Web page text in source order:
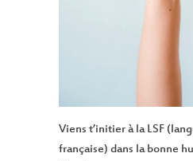
Viens t’initier à la LSF
française) dans la bonne